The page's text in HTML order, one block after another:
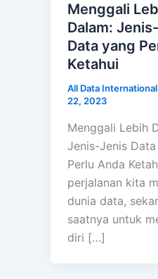
Menggali
Dalam:
Data yang
Ketahui
All Data International
22, 2023
Menggali Lebih
Jenis-Jenis
Perlu Anda
perjalanan kita
dunia data,
saatnya untuk
diri […]